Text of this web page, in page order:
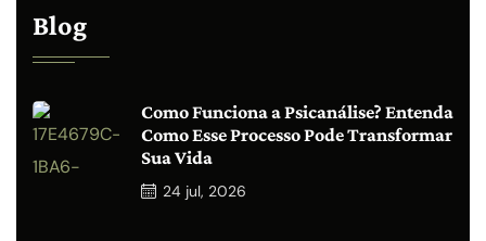
Blog
Como Funciona a Psicanálise? Entenda
Como Esse Processo Pode Transformar
Sua Vida
24 jul, 2026